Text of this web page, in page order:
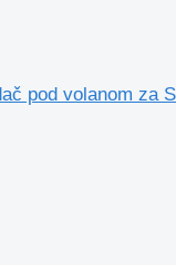
pod volanom za